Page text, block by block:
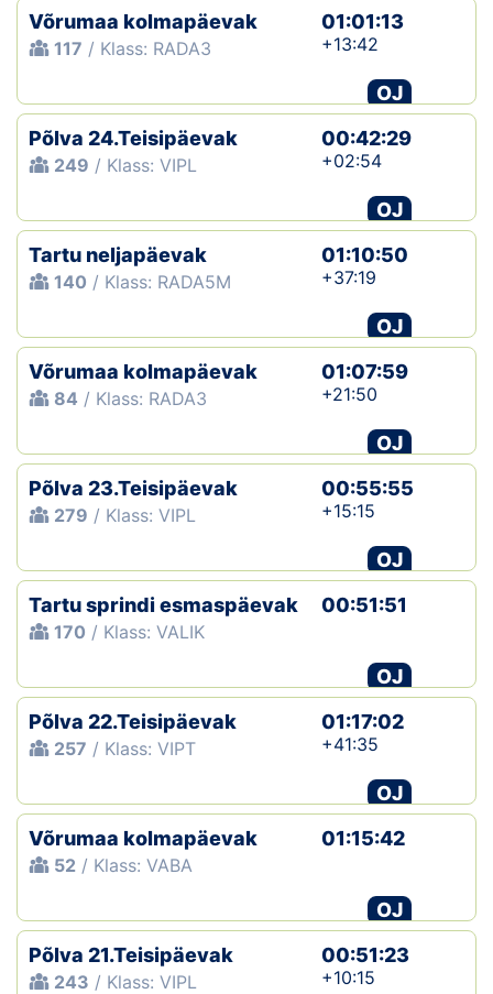
Võrumaa kolmapäevak
117 / Klass: RADA3
01:01:13
+13:42
OJ
Põlva 24.Teisipäevak
249 / Klass: VIPL
00:42:29
+02:54
OJ
Tartu neljapäevak
140 / Klass: RADA5M
01:10:50
+37:19
OJ
Võrumaa kolmapäevak
84 / Klass: RADA3
01:07:59
+21:50
OJ
Põlva 23.Teisipäevak
279 / Klass: VIPL
00:55:55
+15:15
OJ
Tartu sprindi esmaspäevak
170 / Klass: VALIK
00:51:51
OJ
Põlva 22.Teisipäevak
257 / Klass: VIPT
01:17:02
+41:35
OJ
Võrumaa kolmapäevak
52 / Klass: VABA
01:15:42
OJ
Põlva 21.Teisipäevak
243 / Klass: VIPL
00:51:23
+10:15